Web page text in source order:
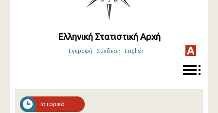
Ελληνική Στατιστική Αρχή
Εγγραφή Σύνδεση English
Ιστορικό